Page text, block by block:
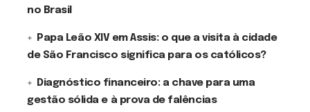
no Brasil
Papa Leão XIV em Assis: o que a visita à cidade
de São Francisco significa para os católicos?
Diagnóstico financeiro: a chave para uma
gestão sólida e à prova de falências